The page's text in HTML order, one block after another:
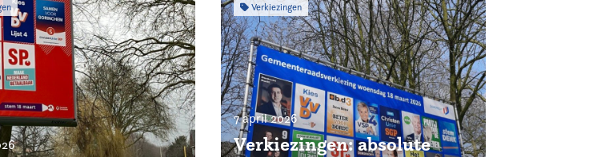
Verkiezingen
7 april 2026
Verkiezingen: absolute